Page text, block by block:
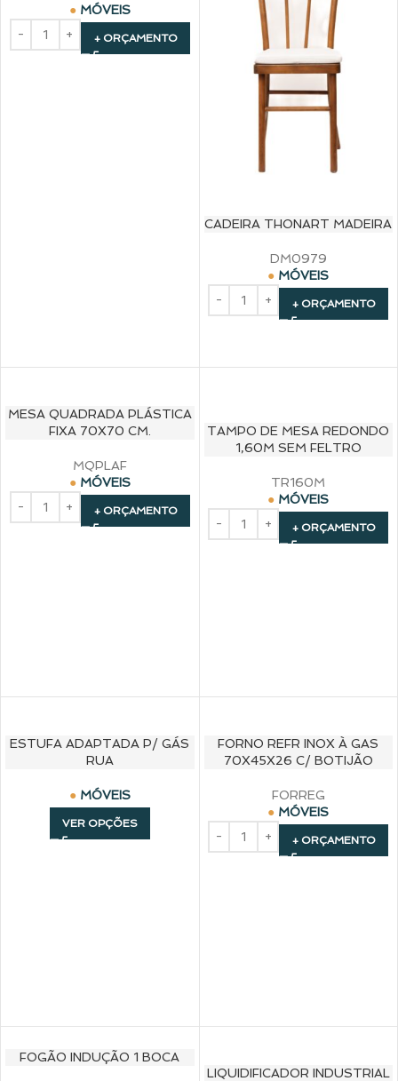
MÓVEIS
+ ORÇAMENTO
CADEIRA THONART MADEIRA
DM0979
MÓVEIS
+ ORÇAMENTO
MESA QUADRADA PLÁSTICA
FIXA 70X70 CM.
MQPLAF
MÓVEIS
+ ORÇAMENTO
TAMPO DE MESA REDONDO
1,60M SEM FELTRO
TR160M
MÓVEIS
+ ORÇAMENTO
ESTUFA ADAPTADA P/ GÁS
RUA
MÓVEIS
VER OPÇÕES
FORNO REFR INOX À GAS
70X45X26 C/ BOTIJÃO
FORREG
MÓVEIS
+ ORÇAMENTO
FOGÃO INDUÇÃO 1 BOCA
LIQUIDIFICADOR INDUSTRIAL